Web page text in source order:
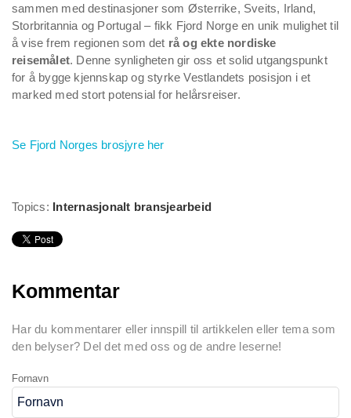
sammen med destinasjoner som Østerrike, Sveits, Irland,
Storbritannia og Portugal – fikk Fjord Norge en unik mulighet til
å vise frem regionen som det rå og ekte nordiske
reisemålet. Denne synligheten gir oss et solid utgangspunkt
for å bygge kjennskap og styrke Vestlandets posisjon i et
marked med stort potensial for helårsreiser.
Se Fjord Norges brosjyre her
Topics: Internasjonalt bransjearbeid
Kommentar
Har du kommentarer eller innspill til artikkelen eller tema som
den belyser? Del det med oss og de andre leserne!
Fornavn